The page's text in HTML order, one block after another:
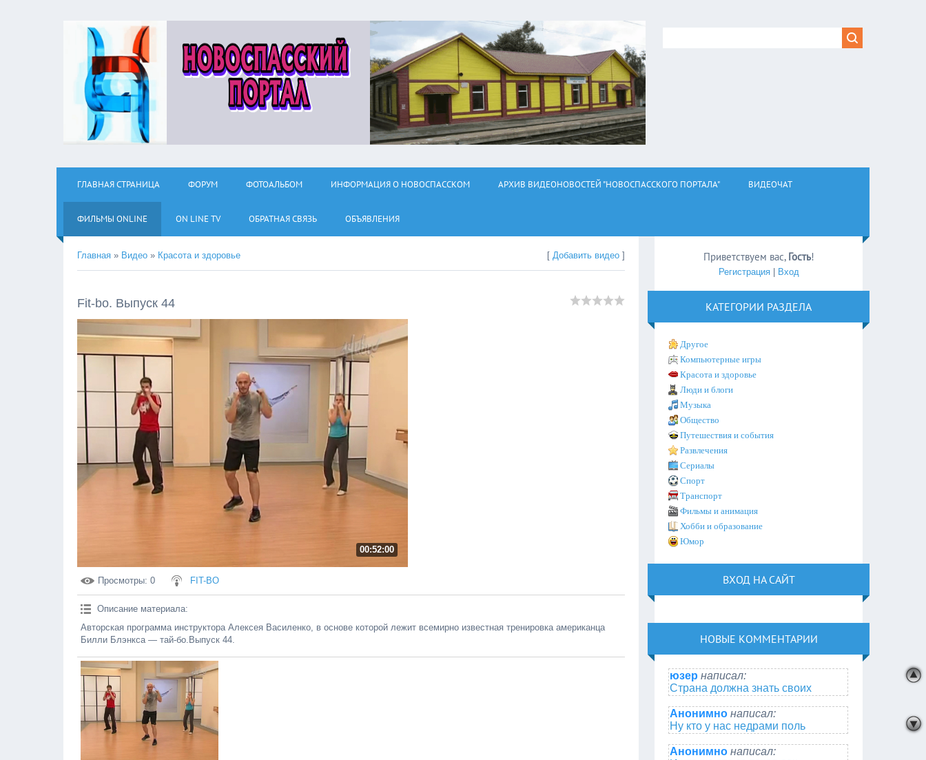
ГЛАВНАЯ СТРАНИЦА ФОРУМ ФОТОАЛЬБОМ ИНФОРМАЦИЯ О НОВОСПАССКОМ АРХИВ ВИДЕОНОВОСТЕЙ "НОВОСПАССКОГО ПОРТАЛА" ВИДЕОЧАТ
ФИЛЬМЫ ОNLINE ON LINE TV ОБРАТНАЯ СВЯЗЬ ОБЪЯВЛЕНИЯ
Главная » Видео » Красота и здоровье [Добавить видео ]
Fit-bo. Выпуск 44
00:52:00
Просмотры: 0 FIT-BO
Описание материала:
Авторская программа инструктора Алексея Василенко, в основе которой лежит всемирно известная тренировка американца
Билли Блэнкса — тай-бо.Выпуск 44.
Приветствуем вас, Гость!
Регистрация| Вход
КАТЕГОРИИ РАЗДЕЛА
Другое
Компьютерные игры
Красота и здоровье
Люди и блоги
Музыка
Общество
Путешествия и события
Развлечения
Сериалы
Спорт
Транспорт
Фильмы и анимация
Хобби и образование
Юмор
ВХОД НА САЙТ
НОВЫЕ КОММЕНТАРИИ
юзер написал:
Страна должна знать своих
Анонимно написал:
Ну кто у нас недрами поль
Анонимно написал: